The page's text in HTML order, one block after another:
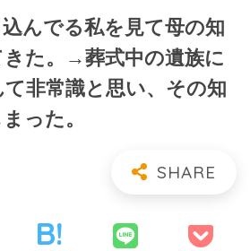
んでる私を見て母の知
きた。→葬式中の遺族に
非常識と思い、その知
った。